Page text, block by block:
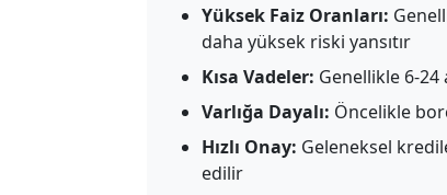
Yüksek Faiz Oranları:
daha yüksek riski yansıtır
Kısa Vadeler: Genellikle 6-24
Varlığa Dayalı: Öncelikle
Hızlı Onay: Geleneksel
edilir